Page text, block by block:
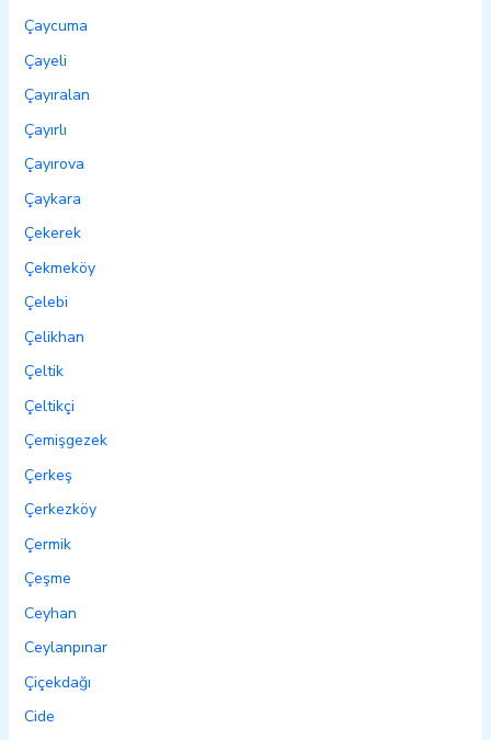
Çaycuma
Çayeli
Çayıralan
Çayırlı
Çayırova
Çaykara
Çekerek
Çekmeköy
Çelebi
Çelikhan
Çeltik
Çeltikçi
Çemişgezek
Çerkeş
Çerkezköy
Çermik
Çeşme
Ceyhan
Ceylanpınar
Çiçekdağı
Cide